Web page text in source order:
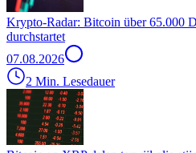
Krypto-Radar: Bitcoin über 65.000
durchstartet
07.08.2026
2 Min. Lesedauer